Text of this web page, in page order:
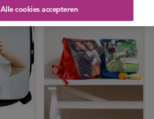
Alle cookies accepteren